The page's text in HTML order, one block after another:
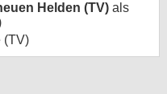
Helden (TV) als
(TV)